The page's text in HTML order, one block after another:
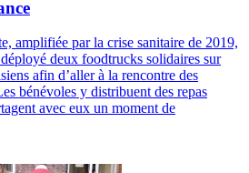
amplifiée par la crise sanitaire de 2019,
deux foodtrucks solidaires sur
afin d’aller à la rencontre des
bénévoles y distribuent des repas
avec eux un moment de